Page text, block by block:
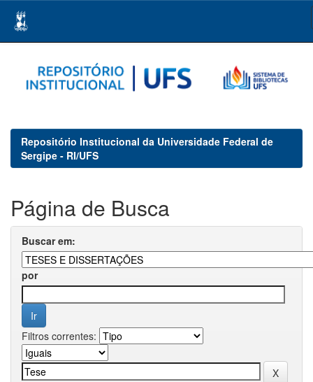
navigation
Repositório Institucional da Universidade Federal de
Sergipe - RI/UFS
Página de Busca
Buscar em:
por
Filtros correntes: